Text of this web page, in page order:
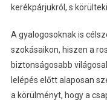
kerékpárjukról, s
A gyalogosoknak is
szokásaikon, hiszen a
biztonságosabb
lelépés előtt alaposan
a körülményt, hogy a